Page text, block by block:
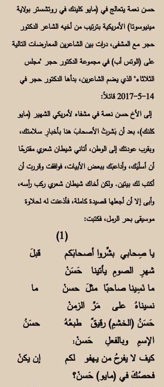
حسن نعمة يتعالج في (مايو كلينك في روتشستر بولاية
مينيوسوتا) الأمريكية بترتيب من أخيه الشاعر الدكتور
حجر مع المشفى، درات بين الشاعرين المعارضات التالية
على (الوتس أب) في مجموعة الدكتور حجر "مجلس
الثلاثاء" الذي يضم الشاعرين، بدأها الدكتور حجر في
14-5-2017
قائلاً:
إلى الأخ حسن نعمة في مشفاه لأمريكي الشهير (مايو
كلنك)، بعد أن بَشرتُ الأصحابَ هنا بأخبارِ سلامتك،
وبقرب عودتك إلى الوطن، أتاني شيطان شعري مقترحًا
أن أسلّيَك، وأداعبَك ببعض الأبيات، فوافقت وقررت أن
أكتب لك بيتين. ولكن أخاك شيطان شعري ركب رأسه،
وأبى إلا أن أجعلها قصيدة كاملة، فأذعنت له لحلاوة
موسيقى بحر الرمل، فكتبت:
(1)
يا صِحابي بشِّروا أصحابَكم قبلَ
شهرِ الصومِ يأتينا حَسَنْ
ما نَسِينا صاحبًا مثلَ حسنْ ما
نسيناهُ على مَرِّ الزمنْ
حَسَنُ (الخـشمِ) رقيقٌ طبعُهُ حسَنُ
الإسمِ وبالفعلِ حَسـنْ1
كيف لا يفرحُ من يـهفو لكم إن يكنْ
فحصُكَ في (مايو) حَسنْ؟